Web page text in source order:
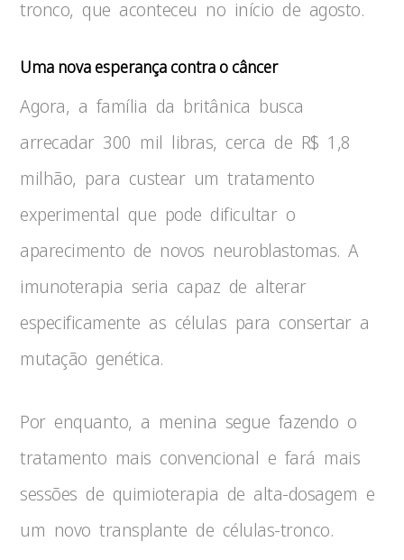
tronco, que aconteceu no início de agosto.
Uma nova esperança contra o câncer
Agora, a família da britânica busca
arrecadar 300 mil libras, cerca de R$ 1,8
milhão, para custear um tratamento
experimental que pode dificultar o
aparecimento de novos neuroblastomas. A
imunoterapia seria capaz de alterar
especificamente as células para consertar a
mutação genética.
Por enquanto, a menina segue fazendo o
tratamento mais convencional e fará mais
sessões de quimioterapia de alta-dosagem e
um novo transplante de células-tronco.